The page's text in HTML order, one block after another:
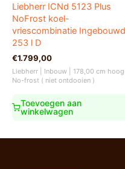
Liebherr ICNd 5123 Plus
NoFrost koel-
vriescombinatie Ingebouwd
253 l D
€1.799,00
Liebherr | Inbouw | 178,00 cm hoog |
No-frost ( niet ontdooien )
Toevoegen aan
winkelwagen